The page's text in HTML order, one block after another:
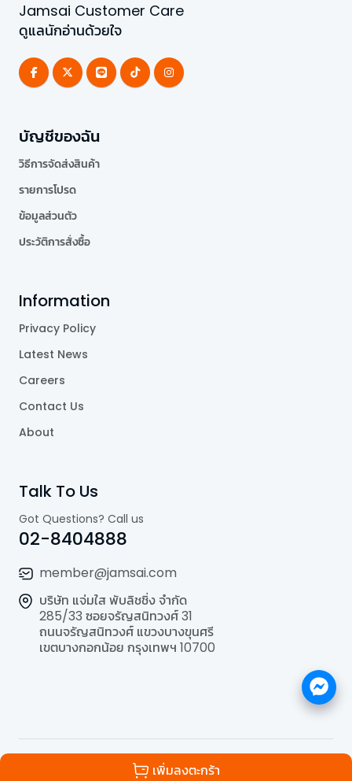
เพิ่มลงตะกร้า
Jamsai Customer Care
ดูแลนักอ่านด้วยใจ
บัญชีของฉัน
วิธีการจัดส่งสินค้า
รายการโปรด
ข้อมูลส่วนตัว
ประวัติการสั่งซื้อ
Information
Privacy Policy
Latest News
Careers
Contact Us
About
Talk To Us
Got Questions? Call us
02-8404888
member@jamsai.com
บริษัท แจ่มใส พับลิชชิ่ง จำกัด
285/33 ซอยจรัญสนิทวงศ์ 31
ถนนจรัญสนิทวงศ์ แขวงบางขุนศรี
เขตบางกอกน้อย กรุงเทพฯ 10700
All Rights Reserved | Powered by